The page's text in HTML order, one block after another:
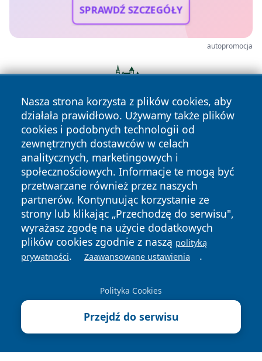
SPRAWDŹ SZCZEGÓŁY
autopromocja
Nasza strona korzysta z plików cookies, aby
działała prawidłowo. Używamy także plików
cookies i podobnych technologii od
zewnętrznych dostawców w celach
analitycznych, marketingowych i
społecznościowych. Informacje te mogą być
przetwarzane również przez naszych
partnerów. Kontynuując korzystanie ze
strony lub klikając „Przechodzę do serwisu",
wyrażasz zgodę na użycie dodatkowych
plików cookies zgodnie z naszą polityką
prywatności. Zaawansowane ustawienia .
Polityka Cookies
Przejdź do serwisu
Copyright © 2026 faktybytom.pl Wszystkie prawa zastrzeżone.
News Autorzy
Polityka
Prywatności
Polityka
Cookies